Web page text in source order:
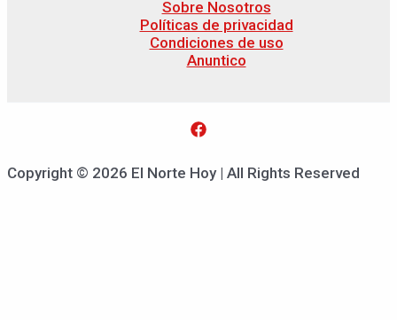
Sobre Nosotros
Políticas de privacidad
Condiciones de uso
Anuntico
Copyright © 2026 El Norte Hoy | All Rights Reserved